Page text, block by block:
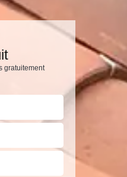
gratuitement